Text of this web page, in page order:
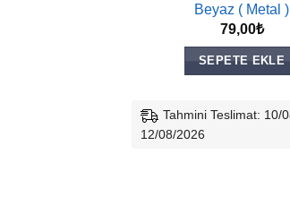
Beyaz ( Metal )
79,00₺
SEPETE EKLE
Tahmini Teslimat: 10/
12/08/2026